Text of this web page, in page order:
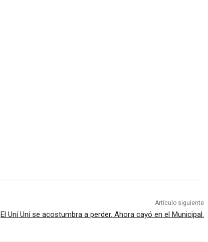
Artículo siguiente
El Uní Uní se acostumbra a perder. Ahora cayó en el Municipal.